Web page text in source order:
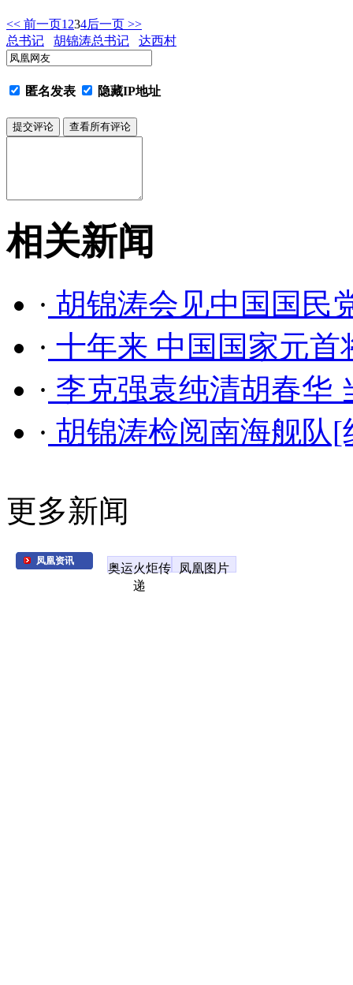
<< 前一页1 234后一页 >>
总书记
胡锦涛总书记 达西村
匿名发表 隐藏IP地址
相关新闻
· 胡锦涛会见中国国民
· 十年来 中国国家元
· 李克强袁纯清胡春华
· 胡锦涛检阅南海舰队[
更多新闻
凤凰资讯
奥运火炬传
递
凤凰图片